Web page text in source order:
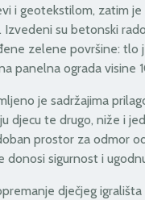
i geotekstilom, zatim
su betonski
zelene površine:
panelna ograda visine
je sadržajima
djecu te drugo, niže i
prostor za odmor
donosi sigurnost i
dječjeg